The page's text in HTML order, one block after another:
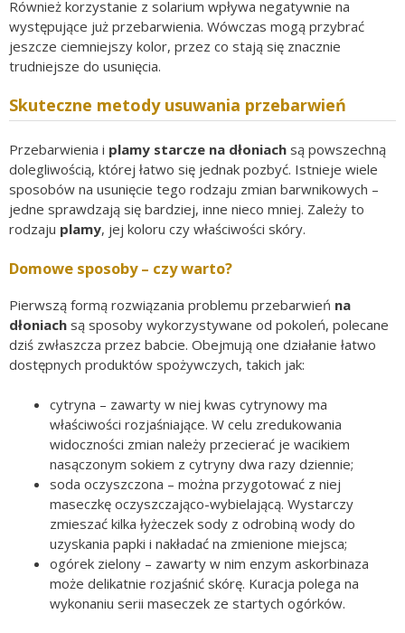
Również korzystanie z solarium wpływa negatywnie na
występujące już przebarwienia. Wówczas mogą przybrać
jeszcze ciemniejszy kolor, przez co stają się znacznie
trudniejsze do usunięcia.
Skuteczne metody usuwania przebarwień
Przebarwienia i plamy starcze na dłoniach są powszechną
dolegliwością, której łatwo się jednak pozbyć. Istnieje wiele
sposobów na usunięcie tego rodzaju zmian barwnikowych –
jedne sprawdzają się bardziej, inne nieco mniej. Zależy to
rodzaju plamy, jej koloru czy właściwości skóry.
Domowe sposoby – czy warto?
Pierwszą formą rozwiązania problemu przebarwień na
dłoniach są sposoby wykorzystywane od pokoleń, polecane
dziś zwłaszcza przez babcie. Obejmują one działanie łatwo
dostępnych produktów spożywczych, takich jak:
cytryna – zawarty w niej kwas cytrynowy ma
właściwości rozjaśniające. W celu zredukowania
widoczności zmian należy przecierać je wacikiem
nasączonym sokiem z cytryny dwa razy dziennie;
soda oczyszczona – można przygotować z niej
maseczkę oczyszczająco-wybielającą. Wystarczy
zmieszać kilka łyżeczek sody z odrobiną wody do
uzyskania papki i nakładać na zmienione miejsca;
ogórek zielony – zawarty w nim enzym askorbinaza
może delikatnie rozjaśnić skórę. Kuracja polega na
wykonaniu serii maseczek ze startych ogórków.